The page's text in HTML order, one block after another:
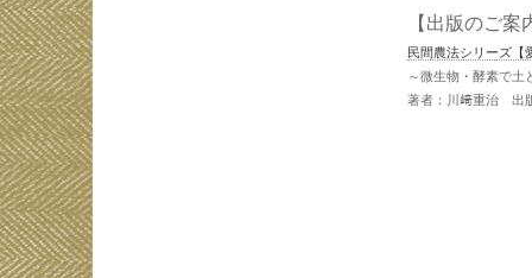
【出版のご案
民間農法シリーズ【
～微生物・酵素で土
著者：川﨑重治 出